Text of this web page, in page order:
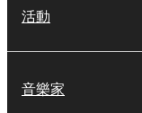
活動
音樂家